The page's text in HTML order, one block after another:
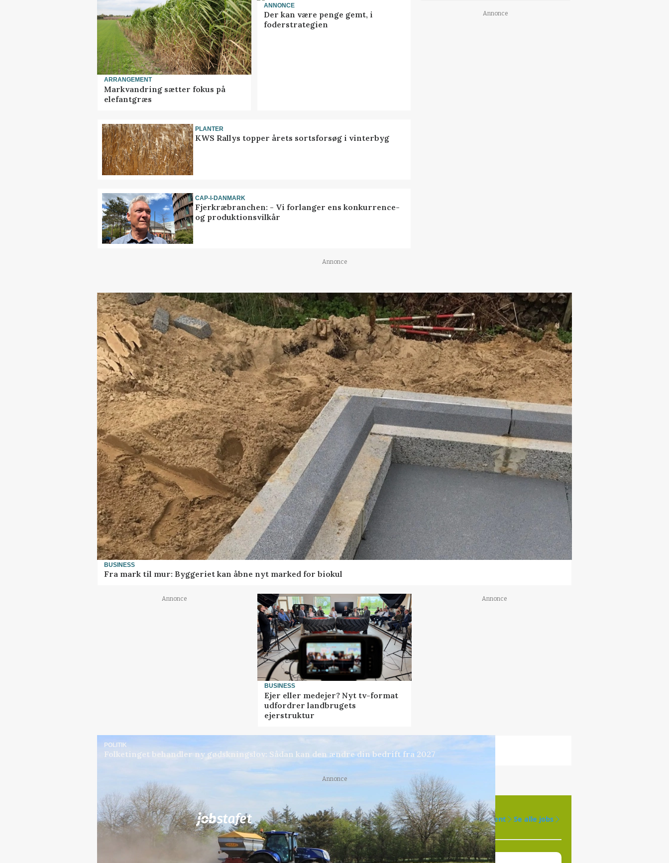
ARRANGEMENT
Markvandring sætter fokus på
elefantgræs
ANNONCE
Der kan være penge gemt, i
foderstrategien
PLANTER
KWS Rallys topper årets sortsforsøg i vinterbyg
CAP-I-DANMARK
Fjerkræbranchen: - Vi forlanger ens konkurrence-
og produktionsvilkår
Annonce
Annonce
BUSINESS
Fra mark til mur: Byggeriet kan åbne nyt marked for biokul
Annonce
BUSINESS
Ejer eller medejer? Nyt tv-format
udfordrer landbrugets
ejerstruktur
Annonce
POLITIK
Folketinget behandler ny gødskningslov: Sådan kan den ændre din bedrift fra 2027
Annonce
Jobsi samarbejde med 76 ledige stillinger Opret agent Se alle jobs